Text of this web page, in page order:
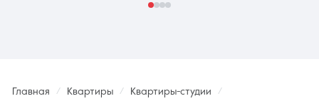
Главная Квартиры Квартиры-студии